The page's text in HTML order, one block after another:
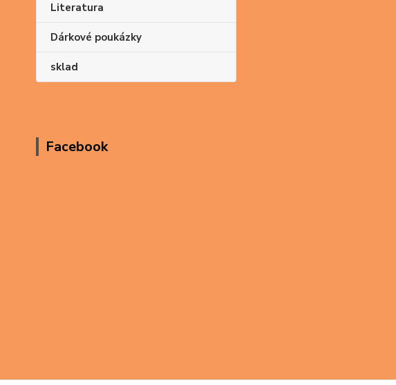
Literatura
Dárkové poukázky
sklad
Facebook